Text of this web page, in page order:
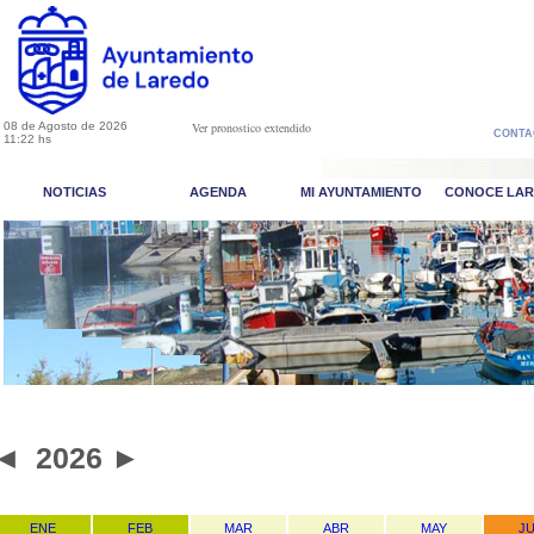
08 de Agosto de 2026
11:22 hs
Ver pronostico extendido
NOTICIAS AGENDA MI AYUNTAMIENTO CONOCE
2026 ►
ENE FEB MAR ABR MAY